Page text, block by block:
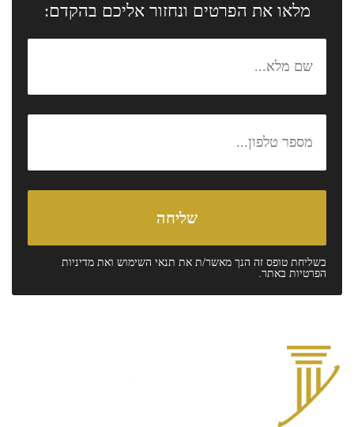
מלאו את הפרטים ונחזור אליכם בהקדם:
בשליחת טופס זה הנך מאשר/ת את תנאי השימוש ואת מדיניות
הפרטיות באתר.